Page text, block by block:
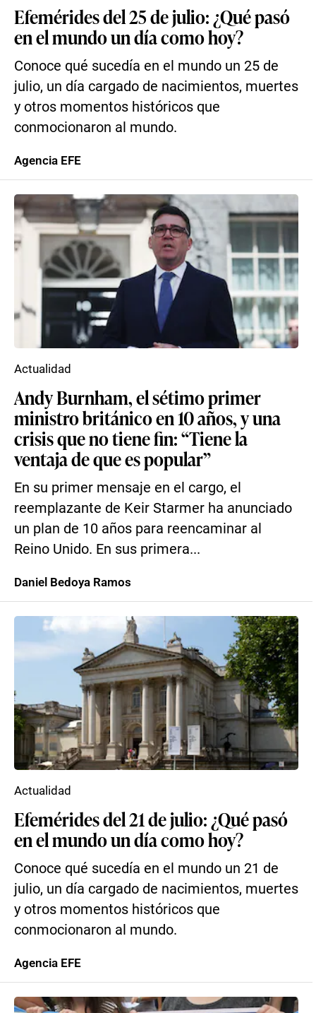
Efemérides del 25 de julio: ¿Qué pasó
en el mundo un día como hoy?
Conoce qué sucedía en el mundo un 25 de
julio, un día cargado de nacimientos, muertes
y otros momentos históricos que
conmocionaron al mundo.
Agencia EFE
Andy Burnham, el sétimo primer
ministro británico en 10 años, y una
crisis que no tiene fin: “Tiene la
ventaja de que es popular”
En su primer mensaje en el cargo, el
reemplazante de Keir Starmer ha anunciado
un plan de 10 años para reencaminar al
Reino Unido. En sus primera...
Actualidad
Daniel Bedoya Ramos
Efemérides del 21 de julio: ¿Qué pasó
en el mundo un día como hoy?
Conoce qué sucedía en el mundo un 21 de
julio, un día cargado de nacimientos, muertes
y otros momentos históricos que
conmocionaron al mundo.
Actualidad
Agencia EFE